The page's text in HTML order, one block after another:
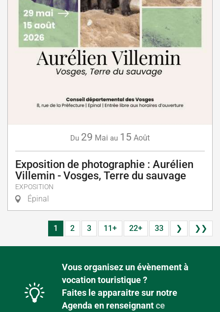
Du 29 Mai au 15 Août
Exposition de photographie : Aurélien
Villemin - Vosges, Terre du sauvage
EXPOSITION
Épinal
1 2 3 11+ 22+ 33 ❯ ❯❯
Vous organisez un évènement à
vocation touristique ?
Faites le apparaitre sur notre
Agenda en renseignantce